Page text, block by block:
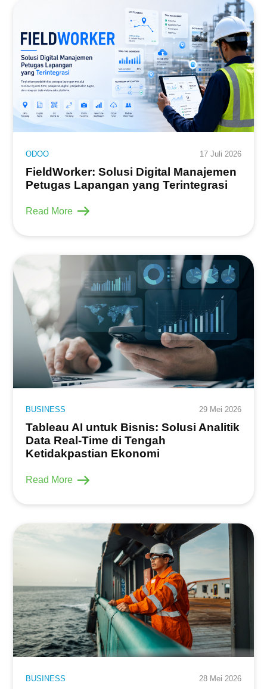
ODOO 17 Juli 2026
FieldWorker: Solusi Digital Manajemen
Petugas Lapangan yang Terintegrasi
Read More
BUSINESS 29 Mei 2026
Tableau AI untuk Bisnis: Solusi Analitik
Data Real-Time di Tengah
Ketidakpastian Ekonomi
Read More
BUSINESS 28 Mei 2026